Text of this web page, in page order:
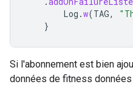
Log .w(TAG,
}
Si l'abonnement est bien
données de fitness